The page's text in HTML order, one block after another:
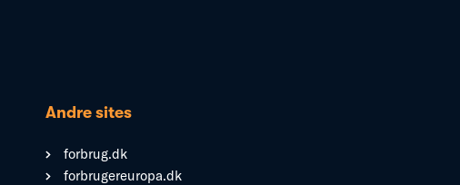
Andre sites
forbrug.dk
forbrugereuropa.dk